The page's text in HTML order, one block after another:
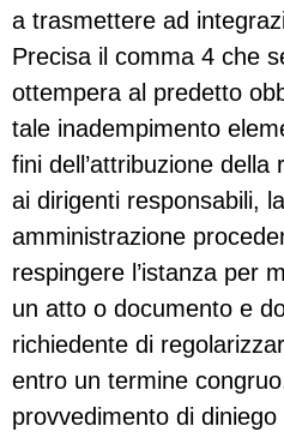
a trasmettere ad
Precisa il comma 4 che
ottempera al predetto
tale inadempimento
fini dell’attribuzione
ai dirigenti responsabili,
amministrazione
respingere l’istanza per
un atto o documento e
richiedente di
entro un termine
provvedimento di